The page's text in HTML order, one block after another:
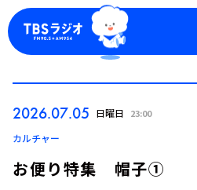
2026.07.05 日曜日 23:00
カルチャー
お便り特集 帽子①